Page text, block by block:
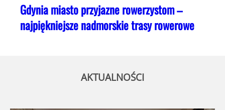
Gdynia miasto przyjazne rowerzystom –
najpiękniejsze nadmorskie trasy rowerowe
AKTUALNOŚCI